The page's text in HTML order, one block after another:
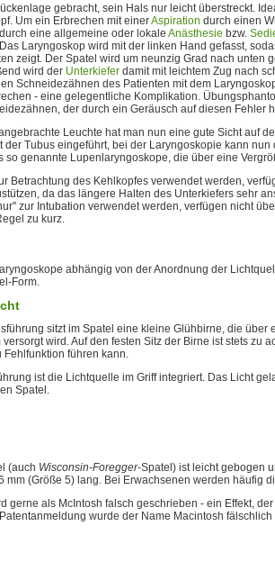
gebracht, sein Hals nur leicht überstreckt.
Um ein Erbrechen mit einerAspiration durch einen
eine allgemeine oder lokale Anästhesie bzw.
Laryngoskop wird mit der linken Hand gefasst,
zeigt. Der Spatel wird um neunzig Grad nach unten
wird der Unterkiefer damit mit leichtem Zug nach
Schneidezähnen des Patienten mit dem
- eine gelegentliche Komplikation.
der durch ein Geräusch auf diesen Fehler
Leuchte hat man nun eine gute Sicht auf
der Tubus eingeführt, bei der Laryngoskopie kann nun
so genannte Lupenlaryngoskope, die über eine
Betrachtung des Kehlkopfes verwendet werden,
da das längere Halten des Unterkiefers sehr
zur Intubation verwendet werden, verfügen nicht
zu kurz.
abhängig von der Anordnung der
Form.
sitzt im Spatel eine kleine Glühbirne, die über
wird. Auf den festen Sitz der Birne ist stets zu
Fehlfunktion führen kann.
ist die Lichtquelle im Griff integriert. Das Licht
Spatel.
(auch Wisconsin-Foregger-Spatel) ist leicht gebogen
mm (Größe 5) lang. Bei Erwachsenen werden häufig
gerne als McIntosh falsch geschrieben - ein Effekt,
wurde der Name Macintosh